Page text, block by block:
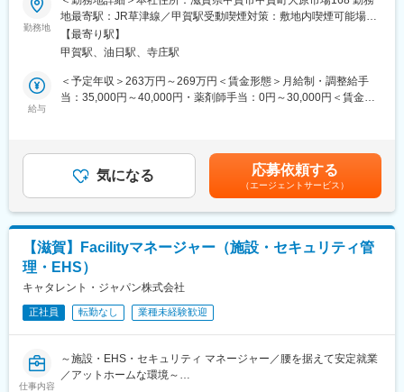
ます。
■社風：
続ける企業を目指しているため、従業員のワークライフバランス
の充実を大切に考えております。
希望休も通りやすく、月数回の土日休みもOK。心身ともにゆとり
を持って働けます。選べる連休取得制度があり、年2回6連休・年
3回4連休・年1回12連休から選べます。趣味も存分に楽しむこと
が可能です！
【各ホームページ情報】
■先輩社員の声
https://career.heiwado-recruit.jp/people/
■公式YouTube（平和堂特命GM、西川貴教さん！）
変更の範囲：会社の定める業務
■職務概要：
当社の信頼性保証部 品質管理課において品質管理業務の全般をお
任せ致します。
■職務詳細：
・各種基準書・標準書・手順書等の作成、改訂
・その他付随業務
炎薬、ビタミン剤など幅広い製品を製造販売しています。原料か
ら出荷まで一貫した製造体制と、各工程での丁寧な品質チェック
が強みです。「すべてはみなさまの健康のために」をモットー
に、安全で高品質な医薬品を提供しています。
■入社後の流れ：
入社後約1箇月間は日本薬局法など再確認を目的に座学での研修を
実施いたします。また製造工程等を確認いただくため、1週間程度
の現場研修もご準備しています。その後は周囲の社員からのサポ
ートを受けながら手順書を用い、OJT方式にて実務面での研修を
勤務地
地最寄駅：JR草津線／甲賀駅受動喫煙対策：敷地内喫煙可能場所
あり変更の範囲：無
【最寄り駅】
甲賀駅、油日駅、寺庄駅
給与
＜予定年収＞263万円～269万円＜賃金形態＞月給制・調整給手
当：35,000円～40,000円・薬剤師手当：0円～30,000円＜賃金内
職給与、学歴、経験、資格、スキルを考慮の上、決定します。※一
律固定手当：調整給手当※資格手当（薬剤師）：30,000円■賞与：
年２回 (昨年度実績：基本給の総計1箇月分)■昇給：年1回(昨年度
実績：1,000 円～8,000 円)賃金はあくまでも目安の金額であり、
選考を通じて上下する可能性があります。月給(月額)は固定手当を
含めた表記です。
気になる 応募依頼する
（エージェントサービス）
【滋賀】Facilityマネージャー（施設・セキュリティ管
理・EHS）
キャタレント・ジャパン株式会社
正社員 転勤なし 業種未経験歓迎
仕事内容
～施設・EHS・セキュリティ マネージャー／腰を据えて安定就業
／アットホームな環境～